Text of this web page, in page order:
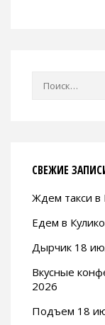
Найти:
СВЕЖИЕ
Ждем такси в
Едем в
Дырчик 18
Вкусные
2026
Подъем 18